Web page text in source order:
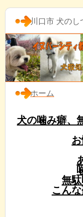
川口市 犬のし
ホーム
犬の噛み癖、
無
こん